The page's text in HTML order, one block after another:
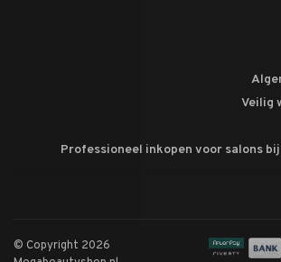
Veilig
Professioneel inkopen voor salons
© Copyright 2026